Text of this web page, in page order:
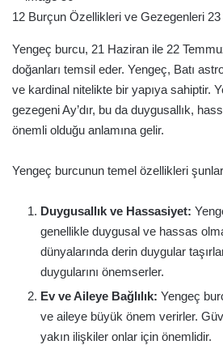
12 Burçun Özellikleri ve Gezegenleri 23
Yengeç burcu, 21 Haziran ile 22
doğanları temsil eder. Yengeç, Batı
ve kardinal nitelikte bir yapıya sahiptir.
gezegeni Ay’dır, bu da duygusallık,
önemli olduğu anlamına gelir.
Yengeç burcunun temel özellikleri
Duygusallık ve Hassasiyet:
genellikle duygusal ve hassas
dünyalarında derin duygular
duygularını önemserler.
Ev ve Aileye Bağlılık: Yengeç
ve aileye büyük önem verirler.
yakın ilişkiler onlar için önemlidir.